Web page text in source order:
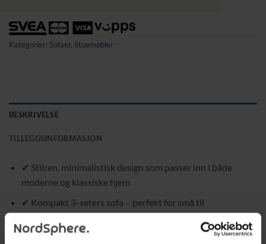
Kategorier: Sofaer, Stuemøbler
BESKRIVELSE
TILLEGGSINFORMASJON
✔ Stilren, minimalistisk design som passer inn i både
moderne og klassiske hjem
✔ Kompakt 3-seters sofa – perfekt for små til
✔ Leveres med tre sitteputer og tre ryggputer – mykt